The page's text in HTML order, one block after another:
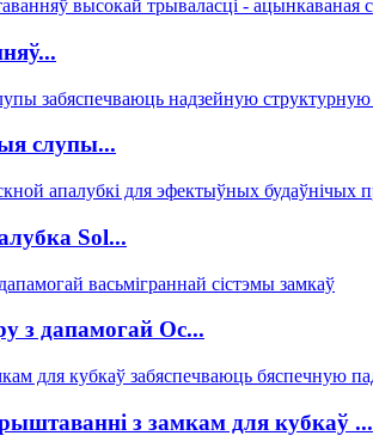
слупы...
Sol...
з дапамогай Oc...
з замкам для кубкаў ...